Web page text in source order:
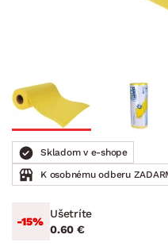
Skladom v e-shope
K osobnému odberu
-15%
Ušetríte
0.60 €